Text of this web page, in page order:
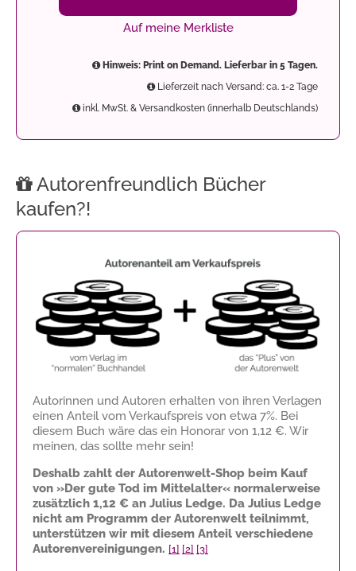
Auf meine Merkliste
Hinweis: Print on Demand. Lieferbar in 5 Tagen.
Lieferzeit nach Versand: ca. 1-2 Tage
inkl. MwSt. & Versandkosten (innerhalb Deutschlands)
Autorenfreundlich Bücher
kaufen?!
Autorinnen und Autoren erhalten von ihren Verlagen
einen Anteil vom Verkaufspreis von etwa 7%. Bei
diesem Buch wäre das ein Honorar von 1,12 €. Wir
meinen, das sollte mehr sein!
Deshalb zahlt der Autorenwelt-Shop beim Kauf
von »Der gute Tod im Mittelalter« normalerweise
zusätzlich 1,12 € an Julius Ledge. Da Julius Ledge
nicht am Programm der Autorenwelt teilnimmt,
unterstützen wir mit diesem Anteil verschiedene
Autorenvereinigungen. [1] [2] [3]